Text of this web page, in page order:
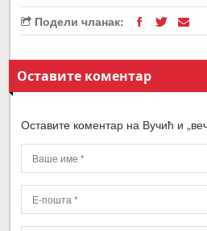
Подели чланак:
Оставите коментар
Оставите коментар на Вучић и